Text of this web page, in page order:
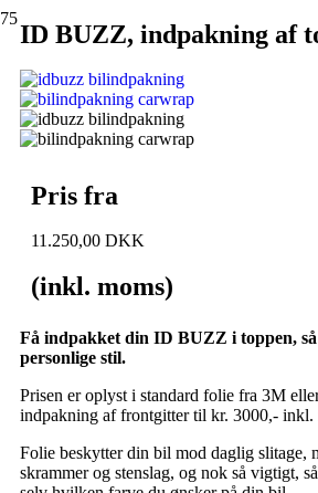
ID BUZZ, indpakning af
Pris fra
11.250,00 DKK
(inkl. moms)
Få indpakket din ID BUZZ i toppen, så
personlige stil.
Prisen er oplyst i standard folie fra 3M
indpakning af frontgitter til kr. 3000,- inkl.
Folie beskytter din bil mod daglig slitage,
skrammer og stenslag, og nok så vigtigt,